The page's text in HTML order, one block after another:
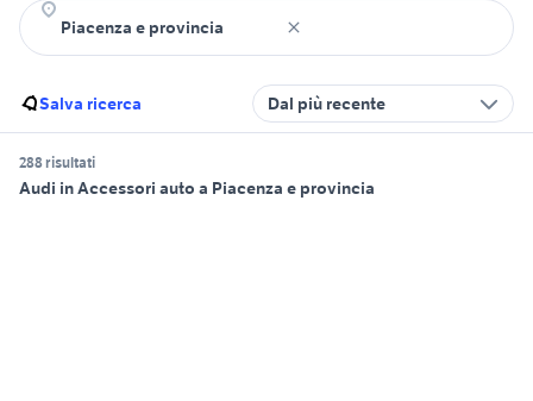
Salva ricerca Dal più recente
288 risultati
Audi in Accessori auto a Piacenza e provincia